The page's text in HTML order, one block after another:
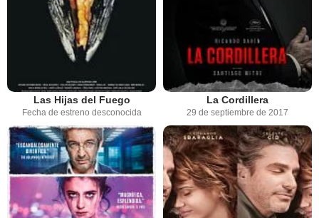
Las Hijas del Fuego
Fecha de estreno desconocida
La Cordillera
29 de septiembre de 2017